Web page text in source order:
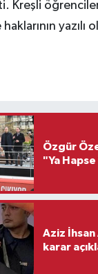
Kreşli
yazılı
Özgür
"Ya
Aziz İhsan
karar